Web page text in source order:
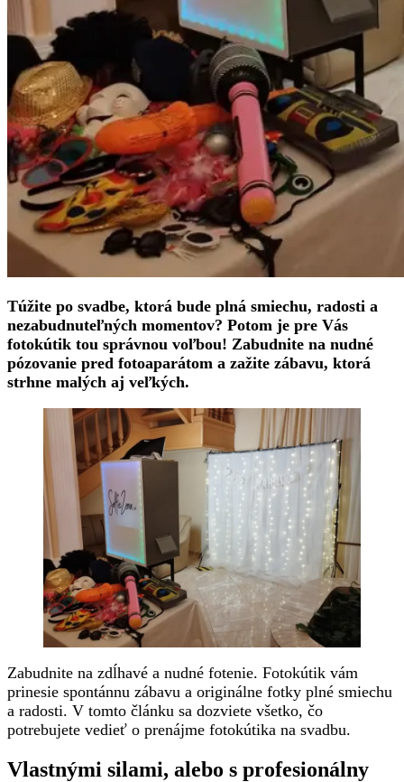
Túžite po svadbe, ktorá bude plná smiechu, radosti a
nezabudnuteľných momentov? Potom je pre Vás
fotokútik tou správnou voľbou! Zabudnite na nudné
pózovanie pred fotoaparátom a zažite zábavu, ktorá
strhne malých aj veľkých.
Zabudnite na zdĺhavé a nudné fotenie. Fotokútik vám
prinesie spontánnu zábavu a originálne fotky plné smiechu
a radosti. V tomto článku sa dozviete všetko, čo
potrebujete vedieť o prenájme fotokútika na svadbu.
Vlastnými silami, alebo s profesionálny